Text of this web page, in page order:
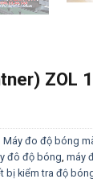
ZOL
Máy đo độ bóng
đô độ bóng, máy
bị kiểm tra độ